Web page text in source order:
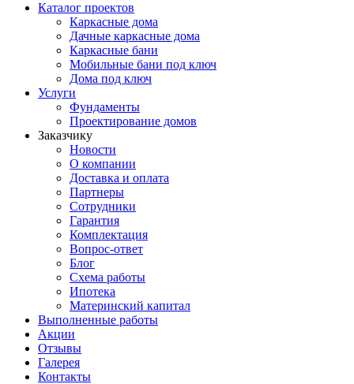
Каталог проектов
Каркасные дома
Дачные каркасные дома
Каркасные бани
Мобильные бани под ключ
Дома под ключ
Услуги
Фундаменты
Проектирование домов
Заказчику
Новости
О компании
Доставка и оплата
Партнеры
Сотрудники
Гарантия
Комплектация
Вопрос-ответ
Блог
Схема работы
Ипотека
Материнский капитал
Выполненные работы
Акции
Отзывы
Галерея
Контакты